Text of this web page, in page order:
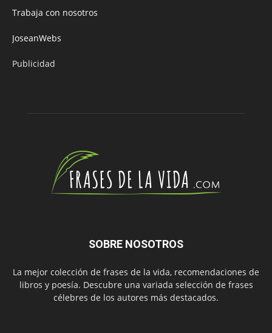
Trabaja con nosotros
JoseanWebs
Publicidad
SOBRE NOSOTROS
La mejor colección de frases de la vida, recomendaciones de
libros y poesía. Descubre una variada selección de frases
célebres de los autores más destacados.